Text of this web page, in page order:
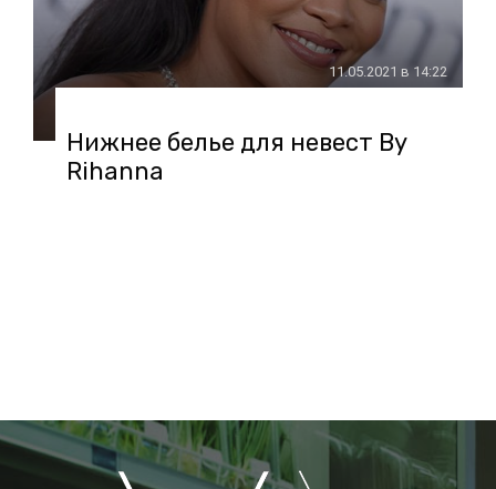
11.05.2021 в 14:22
Нижнее белье для невест By
Rihanna